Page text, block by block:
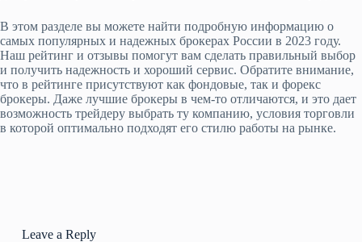
В этом разделе вы можете найти подробную информацию о
самых популярных и надежных брокерах России в 2023 году.
Наш рейтинг и отзывы помогут вам сделать правильный выбор
и получить надежность и хороший сервис. Обратите внимание,
что в рейтинге присутствуют как фондовые, так и форекс
брокеры. Даже лучшие брокеры в чем-то отличаются, и это дает
возможность трейдеру выбрать ту компанию, условия торговли
в которой оптимально подходят его стилю работы на рынке.
Leave a Reply